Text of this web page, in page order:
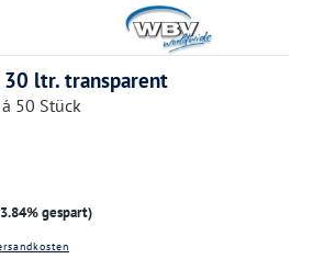
ltr. transparent
50 Stück
gespart)